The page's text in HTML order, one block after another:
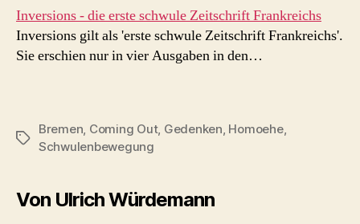
Inversions - die erste schwule Zeitschrift Frankreichs
Inversions gilt als 'erste schwule Zeitschrift Frankreichs'.
Sie erschien nur in vier Ausgaben in den…
Schlagwörter
Bremen, Coming Out, Gedenken, Homoehe,
Schwulenbewegung
Von Ulrich Würdemann